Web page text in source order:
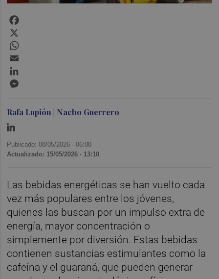
Rafa Lupión | Nacho Guerrero
Publicado: 08/05/2026 ·06:00
Actualizado: 15/05/2026 · 13:10
Las bebidas energéticas se han vuelto cada
vez más populares entre los jóvenes,
quienes las buscan por un impulso extra de
energía, mayor concentración o
simplemente por diversión. Estas bebidas
contienen sustancias estimulantes como la
cafeína y el guaraná, que pueden generar